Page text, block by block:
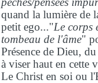
quand la lumière de
petit ego..."Le corps
tombeau de l'âme"
Présence de Dieu, du
à viser haut en cette
Le Christ en soi ou